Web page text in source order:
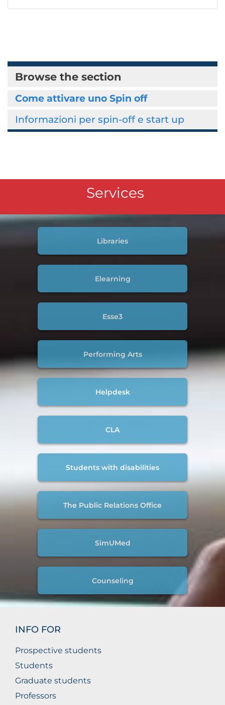
Browse the section
Come attivare uno Spin off
Informazioni per spin-off e start up
Services
Libraries
Elearning
Esse3
Performing Arts
Helpdesk
CLA
Students with disabilities
The Public Relations Office
SimUMed
Counseling
INFO FOR
Prospective students
Students
Graduate students
Professors